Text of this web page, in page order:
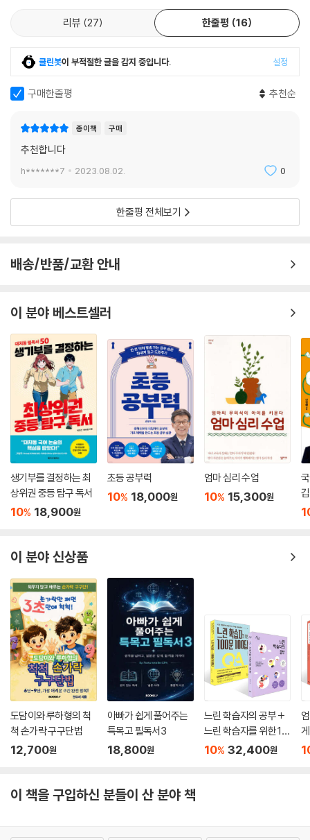
직접 경험 네트워크를 활성화하는 거야. 그러다 보면 어느 순간 여러 생각
이 다시 일어나면서 기본 모드 네트워크가 활성화돼. 하지만 그게 보이는
순간 차분하게 다시 감각으로 주의를 돌리는 거야. 얼마나 오랫동안 감각
에 집중할 수 있는지는 중요하지 않아. 기본 원칙을 계속 따라가기만 하면
되니까 말이야.”
의 동행자예요.” 명민한 딸의 말에 작은 깨달음을 얻은 저자는 어떤 엄마가
되어야 하는지 고민했다. 이 책 ‘딸과 함께 걷는 2박 3일의 뇌 트래킹’은 저
명령하지 않고, 아이를 의심하지 않고, 조바심내지 않고, 곁에서 함께 걸어
00년 전 명상을 통해 깨달음을 구한 붓다는 세상을 떠나면서 제자들에게
“무엇에도 의지하지 말고 자기 자신을 의지처로 삼으라”는 유언을 남겼다.
내면의 목소리에 귀를 기울이라는 당부이다. 2박 3일의 여정의 끝에서 뇌
과학자 엄마는 말한다.
“마리야, 우리는 절대 혼자가 아니란다. 늘 자기 자신과 함께이니까 말이
야. 너 자신이 하는 말을 잘 들으면 네 주변의 우주 혹은 자연이 완벽한 가
무엇인지 모른다고 해서 인생의 소용돌이 속에서 길을 잃었다고 생각하진
마. 그건 절대 아니니까. 단지 너는 지금 네 인생을 탐구하고 있는 거지. 하
에 갇혀 있지 말고 네 감각들과 함께 마음을 열고 세상에 다가가는 게 중요
내면의 목소리가 너를 인도할 수 있거든.”
여행이 시작되는 책의 서두에서 엄마는 딸에게 수수께끼를 낸다. ‘2명의 사
람이 1인용 배 한 척으로 어떻게 강을 건너갔을까?’ 여정 내내 아이는 나름
대로 유추한 답을 외치지만 번번이 실패, 엄마에게서 뇌과학 수업을 이수
받은 마지막 날 밤, 비로소 숙소 침대에서 정답을 맞힌다. 우리는 살면서 때
때로 질문을 던져야 한다. ‘나는 누구이고 어디로 가고 있는가?’ 뇌는 우리
가 어떤 답을 했느냐에 따라 그 길을 따른다. 결국 이 책은 ‘생각의 힘’과 ‘자
기 자신을 사랑하는 법’에 대한 것이다. 수수께끼를 맞히고 좋아하는 딸의
모습을 보고 엄마는 예감한다. 사흘간의 여정으로 딸의 인생이 바뀌었음
을.
“무엇보다 아이에게 우리는 이미 하나의 존재로 완벽하다는 것을 말해주
고 싶었습니다. 그러나 삶이 계속되는 한 아직은 완성된 게 아니므로 우리
스스로 더 만들어가는 노력이 필요하다는 것도 알려주고 싶었지요. 그 여
정에 뇌 과학이 있습니다. 뇌를 알면 자신의 행동과 감정을 이해하고 조율
하는 법도 터득하게 됩니다. 우리를 쉴 새 없이 조정하려 드는 머릿속 원숭
이에게 휘둘리지 않는다면, 즉 생각과 감정에 휩쓸리지 않으면 우리는 충
분히 더 좋은 삶을 살 수 있습니다.”
리뷰 27 한줄평 16
클린봇이 부적절한 글을 감지 중입니다. 설정
구매한줄평 추천순
종이책 구매
추천합니다
h*******7 2023.08.02. 0
한줄평 전체보기
배송/반품/교환 안내
이 분야 베스트셀러
생기부를 결정하는 최
상위권 중등 탐구 독서
10% 18,900원
초등 공부력
10% 18,000원
엄마 심리 수업
10% 15,300원
이 분야 신상품
도담이와 루하형의 척
척 손가락 구구단법
12,700원
아빠가 쉽게 풀어주는
특목고 필독서3
18,800원
느린 학습자의 공부 +
느린 학습자를 위한 10
0문 100답 세트
10% 32,400원
이 책을 구입하신 분들이 산 분야 책